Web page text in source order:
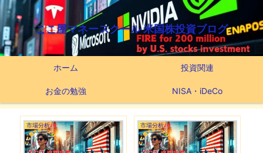
ここ屋マネースクール 米国株投資ブログ
ホーム 投資関連
お金の勉強 NISA・iDeCo
市場分析 市場分析